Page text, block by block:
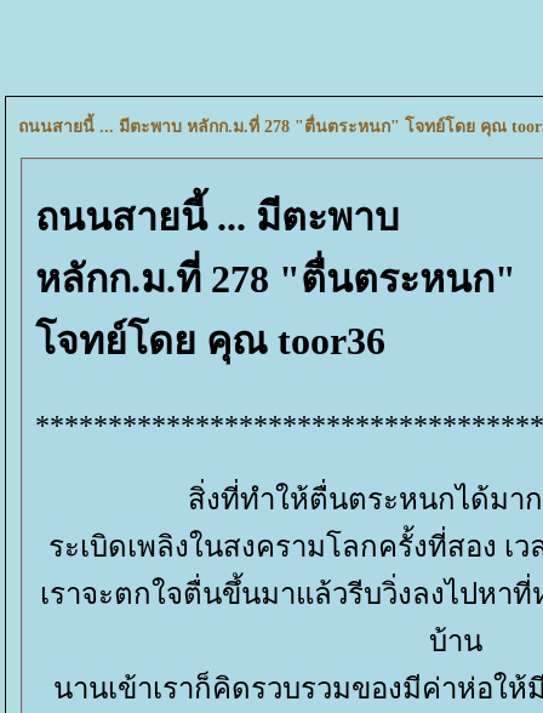
ถนนสายนี้ ... มีตะพาบ หลักก.ม.ที่ 278 "ตื่นตระหนก" โจทย์โดย คุณ
ถนนสายนี้ ... มีตะพาบ
หลักก.ม.ที่ 278 "ตื่นตระหนก"
จทย์โดย คุณ toor36
สิ่งที่ทำให้ตื่นตระหนกได้มา
ระเบิดเพลิงในสงครามโลกครั้งที่สอง
เราจะตกใจตื่นขึ้นมาแล้วรีบวิ่งลงไปหา
บ้าน
นานเข้าเราก็คิดรวบรวมของมีค่าห่อใ